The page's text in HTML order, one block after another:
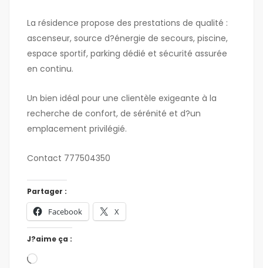
La résidence propose des prestations de qualité :
ascenseur, source d?énergie de secours, piscine,
espace sportif, parking dédié et sécurité assurée
en continu.
Un bien idéal pour une clientèle exigeante à la
recherche de confort, de sérénité et d?un
emplacement privilégié.
Contact 777504350
Partager :
Facebook X
J?aime ça :